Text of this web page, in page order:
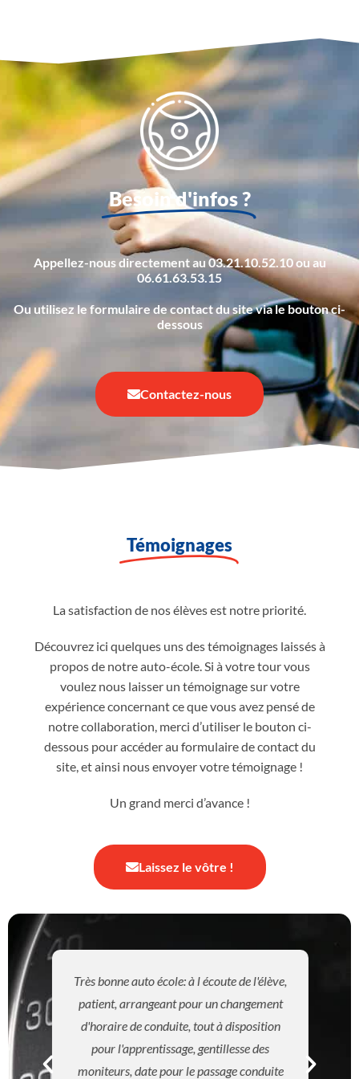
Besoin d'infos ?
Appellez-nous directement au 03.21.10.52.10 ou au
06.61.63.53.15
Ou utilisez le formulaire de contact du site via le bouton ci-
dessous
Contactez-nous
Témoignages
La satisfaction de nos élèves est notre priorité.
Découvrez ici quelques uns des témoignages laissés à
propos de notre auto-école. Si à votre tour vous
voulez nous laisser un témoignage sur votre
expérience concernant ce que vous avez pensé de
notre collaboration, merci d’utiliser le bouton ci-
dessous pour accéder au formulaire de contact du
site, et ainsi nous envoyer votre témoignage !
Un grand merci d’avance !
Laissez le vôtre !
Très bonne auto école: à l écoute de l'élève,
patient, arrangeant pour un changement
d'horaire de conduite, tout à disposition
pour l'apprentissage, gentillesse des
moniteurs, date pour le passage conduite